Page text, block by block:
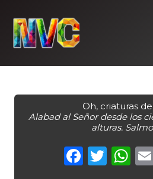
content
Oh, criaturas
Alabad al Señor desde los
alturas. Salmo